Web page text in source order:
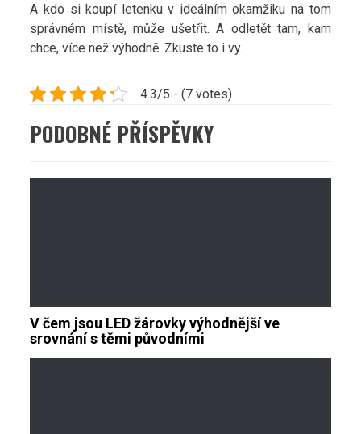
A kdo si koupí letenku v ideálním okamžiku na tom
správném místě, může ušetřit. A odletět tam, kam
chce, více než výhodně. Zkuste to i vy.
4.3/5 - (7 votes)
PODOBNÉ PŘÍSPĚVKY
V čem jsou LED žárovky výhodnější ve
srovnání s těmi původními